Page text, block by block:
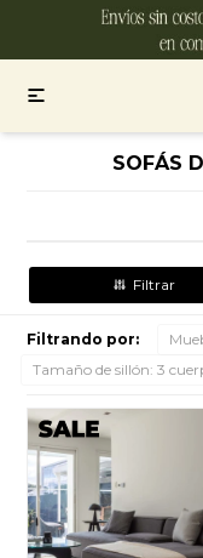

SOFÁS
Filtrando por:
Tamaño de sillón: 3